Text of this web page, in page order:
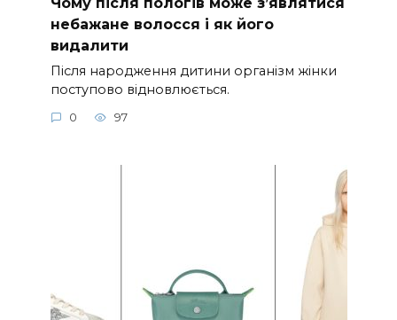
небажане волосся і як його
видалити
Після народження дитини організм жінки
поступово відновлюється.
0 97